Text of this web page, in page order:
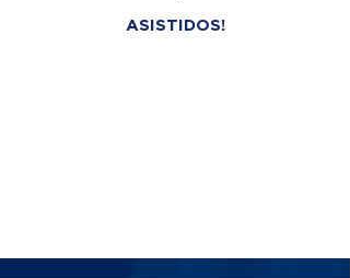
ASISTIDOS!